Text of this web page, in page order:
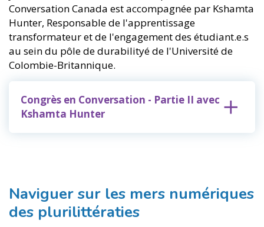
Conversation Canada est accompagnée par Kshamta
Hunter, Responsable de l'apprentissage
transformateur et de l'engagement des étudiant.e.s
au sein du pôle de durabilityé de l'Université de
Colombie-Britannique.
Congrès en Conversation - Partie II avec
Kshamta Hunter
Naviguer sur les mers numériques
des plurilittératies